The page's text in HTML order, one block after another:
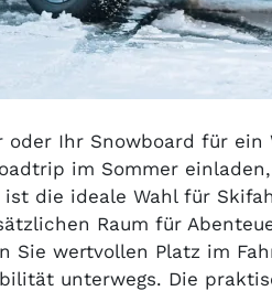
oder Ihr Snowboard für
im Sommer
ist die ideale Wahl für
Raum für
Sie wertvollen Platz im
unterwegs. Die